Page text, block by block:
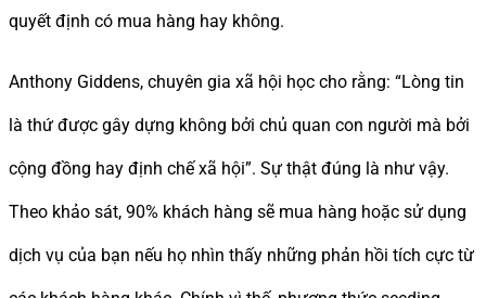
quyết định có mua hàng hay không.
Anthony Giddens, chuyên gia xã hội học cho rằng: “Lòng tin
là thứ được gây dựng không bởi chủ quan con người mà bởi
cộng đồng hay định chế xã hội”. Sự thật đúng là như vậy.
Theo khảo sát, 90% khách hàng sẽ mua hàng hoặc sử dụng
dịch vụ của bạn nếu họ nhìn thấy những phản hồi tích cực từ